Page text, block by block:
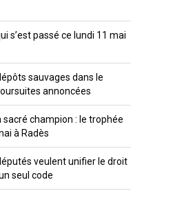
s’est passé ce lundi 11 mai
sauvages dans le
annoncées
sacré champion : le trophée
à Radès
veulent unifier le droit
seul code